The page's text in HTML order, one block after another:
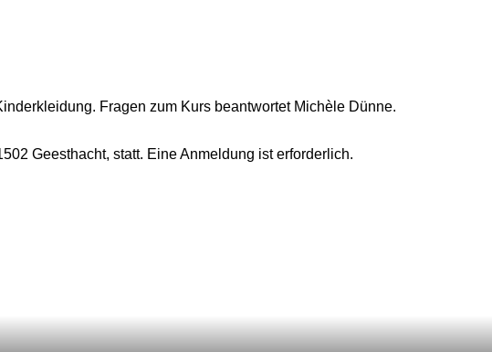
Fragen zum Kurs beantwortet Michèle Dünne.
Geesthacht, statt. Eine Anmeldung ist erforderlich.